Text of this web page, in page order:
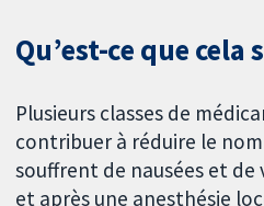
Qu’est-ce que cela
Plusieurs classes de
contribuer à réduire le
souffrent de nausées et
et après une anesthésie